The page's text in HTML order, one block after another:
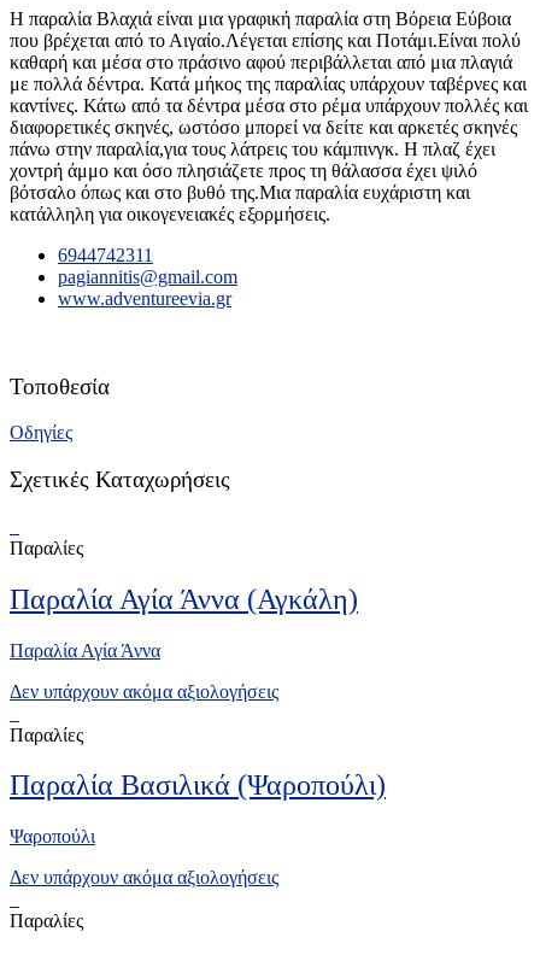
Η παραλία Βλαχιά είναι μια γραφική παραλία στη Βόρεια Εύβοια
που βρέχεται από το Αιγαίο.Λέγεται επίσης και Ποτάμι.Είναι πολύ
καθαρή και μέσα στο πράσινο αφού περιβάλλεται από μια πλαγιά
με πολλά δέντρα. Κατά μήκος της παραλίας υπάρχουν ταβέρνες και
καντίνες. Κάτω από τα δέντρα μέσα στο ρέμα υπάρχουν πολλές και
διαφορετικές σκηνές, ωστόσο μπορεί να δείτε και αρκετές σκηνές
πάνω στην παραλία,για τους λάτρεις του κάμπινγκ. Η πλαζ έχει
χοντρή άμμο και όσο πλησιάζετε προς τη θάλασσα έχει ψιλό
βότσαλο όπως και στο βυθό της.Μια παραλία ευχάριστη και
κατάλληλη για οικογενειακές εξορμήσεις.
6944742311
pagiannitis@gmail.com
www.adventureevia.gr
Τοποθεσία
Οδηγίες
Σχετικές Καταχωρήσεις
Παραλίες
Παραλία Αγία Άννα (Αγκάλη)
Παραλία Αγία Άννα
Δεν υπάρχουν ακόμα αξιολογήσεις
Παραλίες
Παραλία Βασιλικά (Ψαροπούλι)
Ψαροπούλι
Δεν υπάρχουν ακόμα αξιολογήσεις
Παραλίες